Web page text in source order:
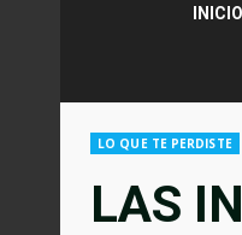
INICIO
LO QUE TE PERDISTE
LAS